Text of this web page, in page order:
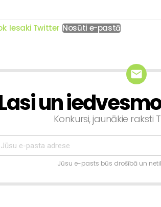
Iesaki Twitter Nosūti e-pastā
un
Konkursi, jaunākie
Jūsu e-pasts būs drošībā un